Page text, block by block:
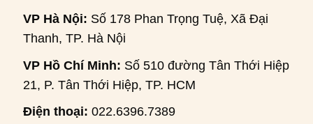
VP Hà Nội: Số 178 Phan Trọng Tuệ, Xã Đại
Thanh, TP. Hà Nội
VP Hồ Chí Minh: Số 510 đường Tân Thới Hiệp
21, P. Tân Thới Hiệp, TP. HCM
Điện thoại: 022.6396.7389